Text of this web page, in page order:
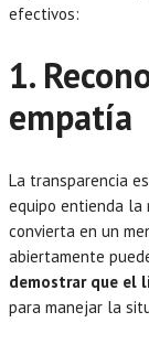
efectivos:
1.
empatía
La transparencia
equipo entienda la
convierta en un
abiertamente
demostrar que el
para manejar la